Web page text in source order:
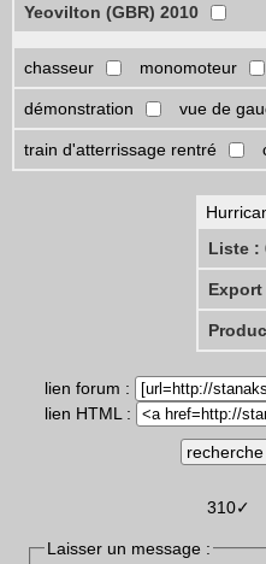
Yeovilton (GBR) 2010
chasseur monomoteur
démonstration vue de
train d'atterrissage rentré
Liste :
Export
lien forum :
lien HTML :
310✓
Laisser un message :